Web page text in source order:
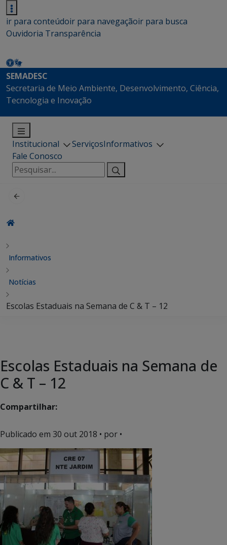
ir para conteúdoir para navegaçãoir para busca
Ouvidoria Transparência
SEMADESC
Secretaria de Meio Ambiente, Desenvolvimento, Ciência,
Tecnologia e Inovação
Institucional ServiçosInformativos
Fale Conosco
Pesquisar
por:
Informativos
Notícias
Escolas Estaduais na Semana de C & T – 12
Escolas Estaduais na Semana de
C & T – 12
Compartilhar:
Publicado em 30 out 2018 • por •